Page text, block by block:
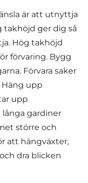
är att utnyttja
takhöjd ger dig så
Hög takhöjd
förvaring. Bygg
Förvara saker
upp
upp
gardiner
större och
att hängväxter,
dra blicken